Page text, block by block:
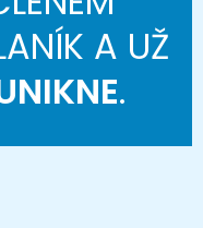
A UŽ
.